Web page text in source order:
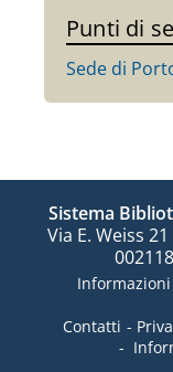
Punti di
Sede di
Sistema
Via E. Weiss
Contatti